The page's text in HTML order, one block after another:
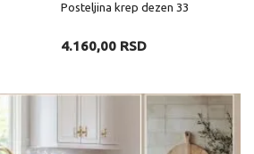
Posteljina krep dezen 33
4.160,00 RSD